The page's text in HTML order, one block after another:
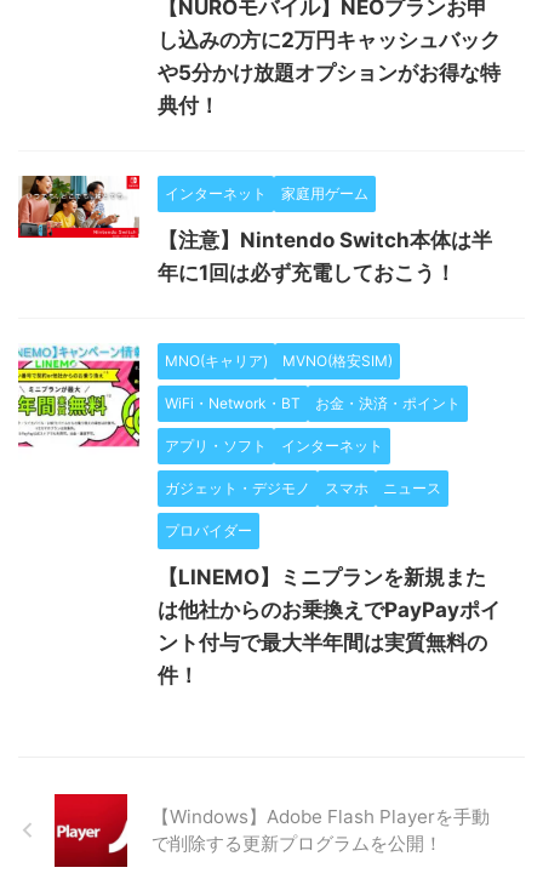
【NUROモバイル】NEOプランお申
し込みの方に2万円キャッシュバック
や5分かけ放題オプションがお得な特
典付！
インターネット 家庭用ゲーム
【注意】Nintendo Switch本体は半
年に1回は必ず充電しておこう！
MNO(キャリア) MVNO(格安SIM)
WiFi・Network・BT お金・決済・ポイント
アプリ・ソフト インターネット
ガジェット・デジモノ スマホ ニュース
プロバイダー
【LINEMO】ミニプランを新規また
は他社からのお乗換えでPayPayポイ
ント付与で最大半年間は実質無料の
件！
【Windows】Adobe Flash Playerを手動
で削除する更新プログラムを公開！